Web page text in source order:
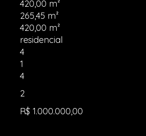
420,00 m²
265,45 m²
420,00 m²
residencial
4
1
4
2
R$ 1.000.000,00